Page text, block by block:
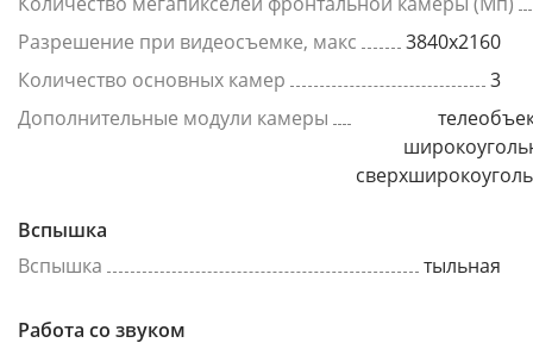
Разрешение при видеосъемке, макс
3840x2160
Количество основных камер
3
Дополнительные модули камеры
Вспышка
Вспышка
тыльная
Работа со звуком